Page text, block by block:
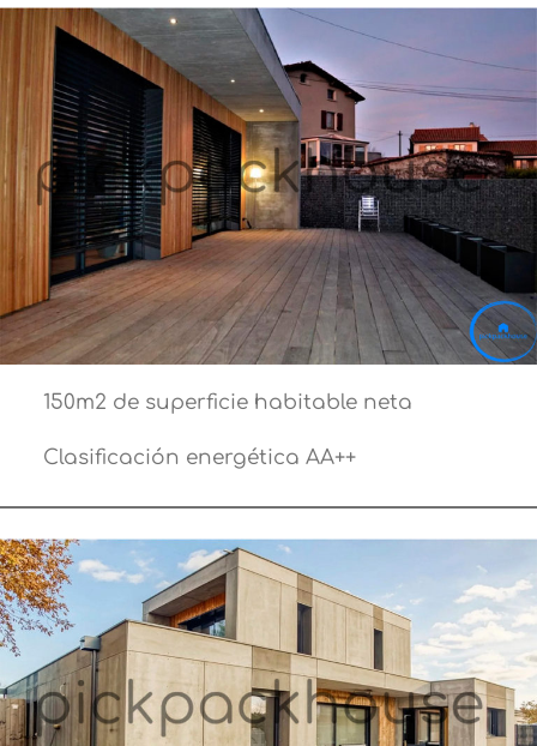
150m2 de superficie habitable neta
Clasificación energética AA++